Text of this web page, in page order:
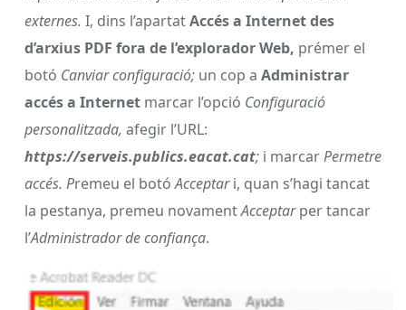
Per tal d’assegurar l’enviament podeu anar a la
pestanyaEdició/Preferències /Administrador de
confiança.Un cop aquí, dins l’apartatAdjunts
d’arxiu PDF,cal que estigui seleccionat
l’apertura d’arxius adjunts no PDF amb aplicacions
externes.I, dins l’apartatAccés a Internet des
d’arxius PDF fora de l’explorador Web,prémer el
botóCanviar configuració;un cop a
accés a Internetmarcar l’opció
personalitzada,
afegir l’URL: